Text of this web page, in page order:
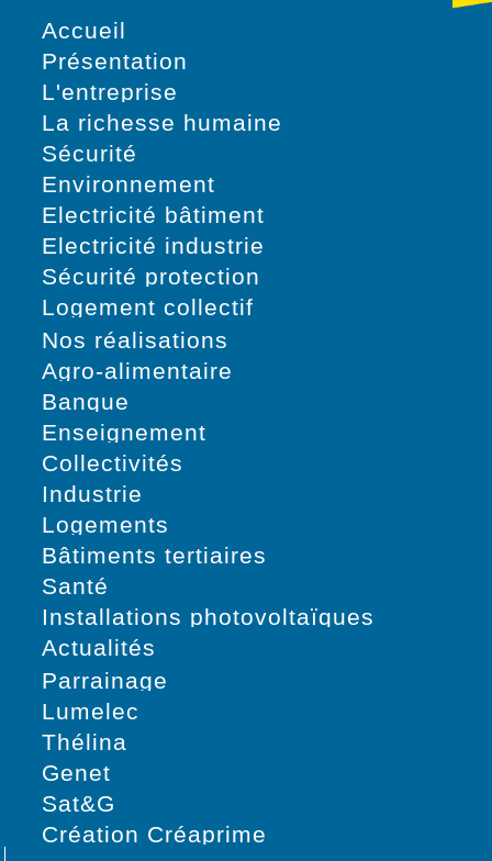
Accueil
Présentation
L'entreprise
La richesse humaine
Sécurité
Environnement
Electricité bâtiment
Electricité industrie
Sécurité protection
Logement collectif
Nos réalisations
Agro-alimentaire
Banque
Enseignement
Collectivités
Industrie
Logements
Bâtiments tertiaires
Santé
Installations photovoltaïques
Actualités
Parrainage
Lumelec
Thélina
Genet
Sat&G
Création Créaprime